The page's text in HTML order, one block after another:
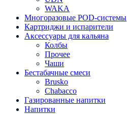
WAKA
Многоразовые POD-системы
Картриджи и испарители
Аксессуары для кальяна
Колбы
Прочее
Чаши
Бестабачные смеси
Brusko
Chabacco
Газированные напитки
Напитки